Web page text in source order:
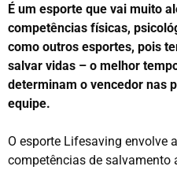
É um esporte que vai muito
competências físicas,
como outros esportes, pois
salvar vidas – o melhor
determinam o vencedor nas
equipe.
O esporte Lifesaving envolve
competências de salvamento